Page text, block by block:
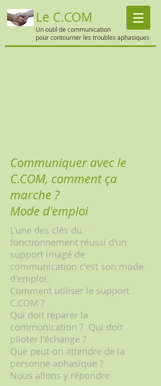
Le C.COM
Un outil de communication
pour contourner les troubles aphasiques
Communiquer avec le
C.COM, comment ça
marche ?
Mode d'emploi
L'une des clés du
fonctionnement réussi d'un
support imagé de
communication c'est son mode
d'emploi.
Comment utiliser le support
C.COM ?
Qui doit réparer la
communication ? Qui doit
piloter l'échange ?
Que peut-on attendre de la
personne aphasique ?
Nous allons y répondre